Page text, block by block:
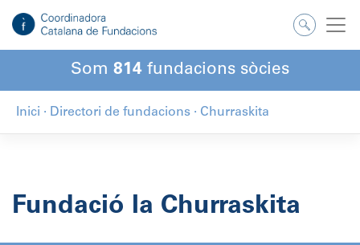
contingut
Som 814 fundacions sòcies
Inici · Directori de fundacions · Churraskita
Fundació la Churraskita